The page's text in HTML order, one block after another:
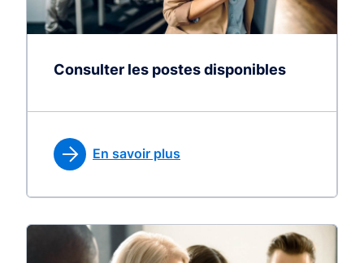
Consulter les postes disponibles
En savoir plus